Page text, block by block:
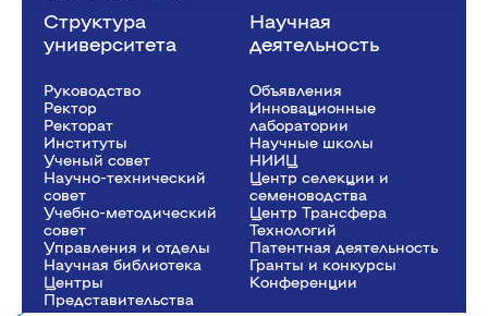
Структура
университета
Руководство
Ректор
Рeкторат
Институты
Ученый совет
Научно-технический
совет
Учебно-методический
совет
Управления и отделы
Научная библиотека
Центры
Представительства
Научная
деятельность
Объявления
Инновационные
лаборатории
Научные школы
НИИЦ
Центр селекции и
семеноводства
Центр Трансфера
Технологий
Патентная деятельность
Гранты и конкурсы
Конференции